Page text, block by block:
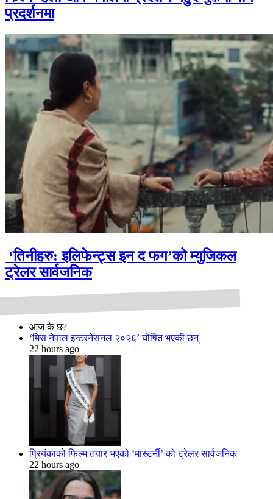
प्रदर्शनमा
‘तिनीहरु: इलिफेन्ट्स इन द फग’को म्युजिकल
ट्रेलर सार्वजनिक
आज के छ?
‘मिस नेपाल इन्टरनेसनल २०२६’ घोषित भएकी छन्
22 hours ago
प्रियंकाको फिल्म तयार भएको ‘मास्टर्नी’ को ट्रेलर सार्वजनिक
22 hours ago